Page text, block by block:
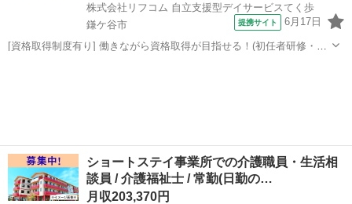
株式会社リフコム 自立支援型デイサービスてく歩
鎌ケ谷市
提携サイト 6月17日
[資格取得制度有り] 働きながら資格取得が目指せる！(初任者研修・実
ショートステイ事業所での介護職員・生活相
談員 / 介護福祉士 / 常勤(日勤の…
月収203,370円